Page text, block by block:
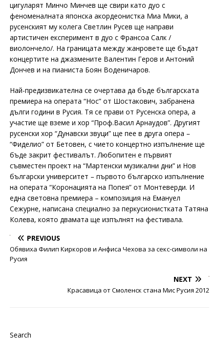
цигуларят Минчо Минчев ще свири като дуо с
феноменалната японска акордеонистка Миа Мики, а
русенският му колега Светлин Русев ще направи
артистичен експеримент в дуо с Франсоа Салк /
виолончело/. На границата между жанровете ще бъдат
концертите на джазмените Валентин Геров и Антоний
Дончев и на пианиста Боян Воденичаров.
Най-предизвикателна се очертава да бъде българската
премиера на операта “Нос” от Шостакович, забранена
дълги години в Русия. Тя се прави от Русенска опера, а
участие ще вземе и хор “Проф.Васил Арнаудов”. Другият
русенски хор “Дунавски звуци” ще пее в друга опера –
“Фиделио” от Бетовен, с чието концертно изпълнение ще
бъде закрит фестивалът. Любопитен е първият
съвместен проект на “Мартенски музикални дни” и Нов
български университет – първото българско изпълнение
на операта “Коронацията на Попея” от Монтеверди. И
една световна премиера – композиция на Емануел
Сежурне, написана специално за перкусионистката Татяна
Колева, която двамата ще изпълнят на фестивала.
PREVIOUS
Обявиха Филип Киркоров и Анфиса Чехова за секс-символи на
Русия
NEXT
Красавица от Смоленск стана Мис Русия 2012
Search